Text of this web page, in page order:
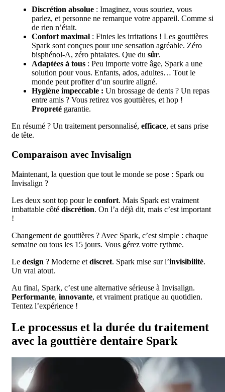
Discrétion absolue : Imaginez, vous souriez, vous
parlez, et personne ne remarque votre appareil. Comme si
de rien n’était.
Confort maximal : Finies les irritations ! Les gouttières
Spark sont conçues pour une sensation agréable. Zéro
bisphénol-A, zéro phtalates. Que du sûr.
Adaptées à tous : Peu importe votre âge, Spark a une
solution pour vous. Enfants, ados, adultes… Tout le
monde peut profiter d’un sourire aligné.
Hygiène impeccable : Un brossage de dents ? Un repas
entre amis ? Vous retirez vos gouttières, et hop !
Propreté garantie.
En résumé ? Un traitement personnalisé, efficace, et sans prise
de tête.
Comparaison avec Invisalign
Maintenant, la question que tout le monde se pose : Spark ou
Invisalign ?
Les deux sont top pour le confort. Mais Spark est vraiment
imbattable côté discrétion. On l’a déjà dit, mais c’est important
!
Changement de gouttières ? Avec Spark, c’est simple : chaque
semaine ou tous les 15 jours. Vous gérez votre rythme.
Le design ? Moderne et discret. Spark mise sur l’invisibilité.
Un vrai atout.
Au final, Spark, c’est une alternative sérieuse à Invisalign.
Performante, innovante, et vraiment pratique au quotidien.
Tentez l’expérience !
Le processus et la durée du traitement
avec la gouttière dentaire Spark